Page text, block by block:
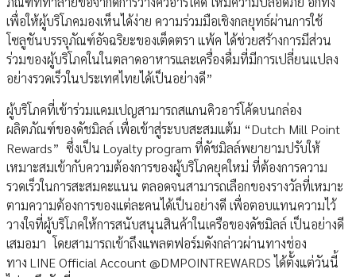
เพื่อให้ผู้บริโภคมองเห็นได้ง่าย ความร่วมมือเชิงกลยุทธ์ผ่านการใช้
โซลูชันบรรจุภัณฑ์อัจฉริยะของเต็ดตรา แพ้ค ได้ช่วยสร้างการมีส่วน
ร่วมของผู้บริโภคในในตลาดอาหารและเครื่องดื่มที่มีการเปลี่ยนแปลง
อย่างรวดเร็วในประเทศไทยได้เป็นอย่างดี”
ผู้บริโภคที่เข้าร่วมแคมเปญสามารถสแกนคิวอาร์โค้ดบนกล่อง
ผลิตภัณฑ์ของดัชมิลล์ เพื่อเข้าสู่ระบบสะสมแต้ม “Dutch Mill Point
Rewards” ซึ่งเป็น Loyalty program ที่ดัชมิลล์พยายามปรับให้
เหมาะสมเข้ากับความต้องการของผู้บริโภคยุคใหม่ ที่ต้องการความ
รวดเร็วในการสะสมคะแนน ตลอดจนสามารถเลือกของรางวัลที่เหมาะ
ตามความต้องการของแต่ละคนได้เป็นอย่างดี เพื่อตอบแทนความไว้
วางใจที่ผู้บริโภคให้การสนับสนุนสินค้าในเครือของดัชมิลล์ เป็นอย่างดี
เสมอมา โดยสามารถเข้าถึงแพลตฟอร์มดังกล่าวผ่านทางช่อง
ทาง LINE Official Account @DMPOINTREWARDS ได้ตั้งแต่วันนี้